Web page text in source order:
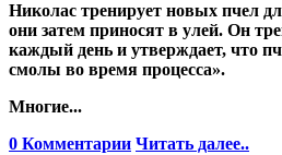
Николас тренирует новых пчел
они затем приносят в улей. Он
каждый день и утверждает, что
смолы во время процесса».
Многие...
0 Комментарии Читать далее..